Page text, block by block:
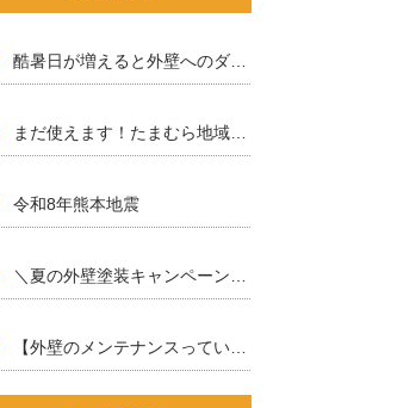
令和8年熊本地震